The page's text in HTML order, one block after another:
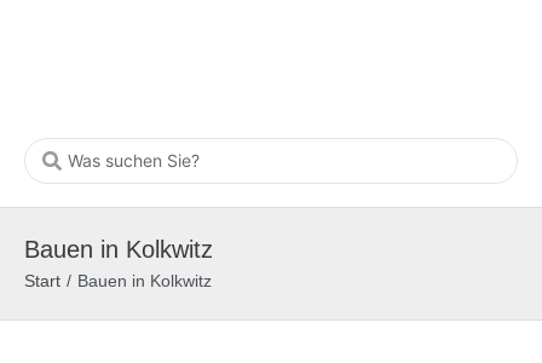
Bauen in Kolkwitz
Start / Bauen in Kolkwitz